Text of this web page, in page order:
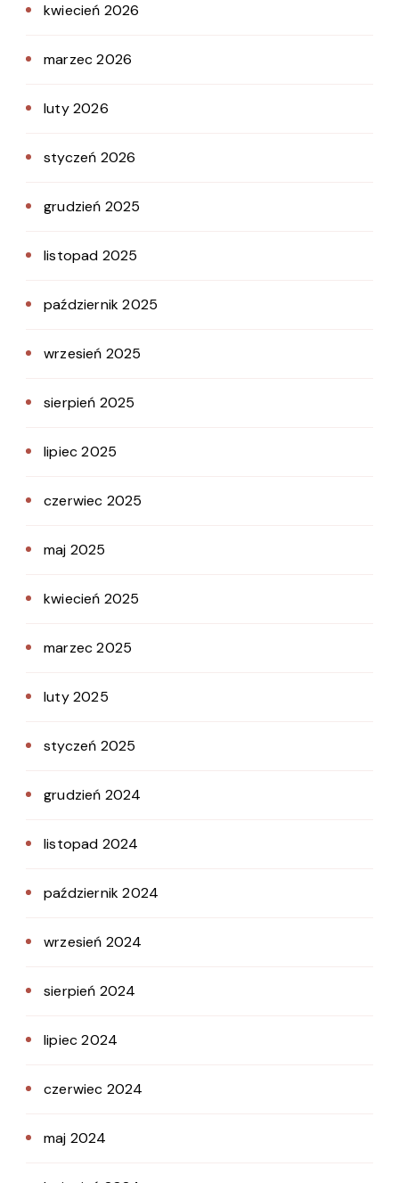
kwiecień 2026
marzec 2026
luty 2026
styczeń 2026
grudzień 2025
listopad 2025
październik 2025
wrzesień 2025
sierpień 2025
lipiec 2025
czerwiec 2025
maj 2025
kwiecień 2025
marzec 2025
luty 2025
styczeń 2025
grudzień 2024
listopad 2024
październik 2024
wrzesień 2024
sierpień 2024
lipiec 2024
czerwiec 2024
maj 2024